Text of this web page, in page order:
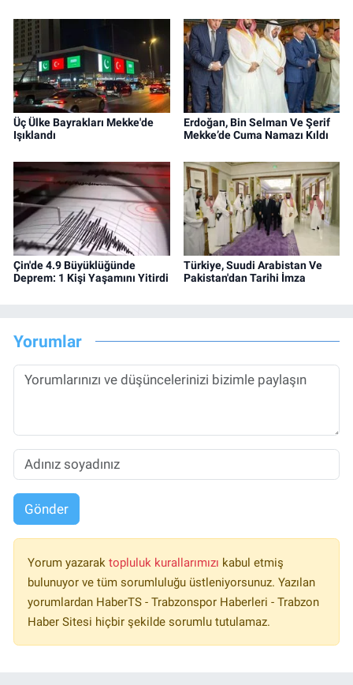
Üç Ülke Bayrakları Mekke'de
Işıklandı
Erdoğan, Bin Selman Ve Şerif
Mekke’de Cuma Namazı Kıldı
Çin'de 4.9 Büyüklüğünde
Deprem: 1 Kişi Yaşamını Yitirdi
Türkiye, Suudi Arabistan Ve
Pakistan'dan Tarihi İmza
Yorumlar
Gönder
Yorum yazarak topluluk kurallarımızı kabul etmiş
bulunuyor ve tüm sorumluluğu üstleniyorsunuz. Yazılan
yorumlardan HaberTS - Trabzonspor Haberleri - Trabzon
Haber Sitesi hiçbir şekilde sorumlu tutulamaz.